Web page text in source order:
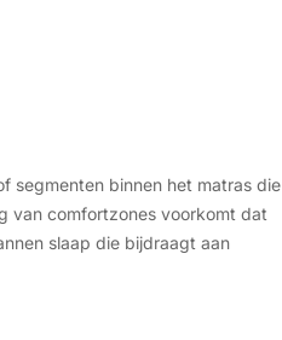
segmenten binnen het matras die
van comfortzones voorkomt dat
slaap die bijdraagt aan